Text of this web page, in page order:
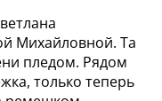
Михайловной. Та
пледом. Рядом
только теперь